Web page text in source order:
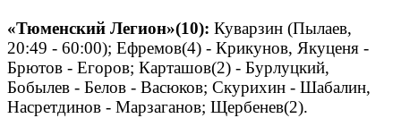
«Тюменский Легион»(10): Куварзин (Пылаев,
20:49 - 60:00); Ефремов(4) - Крикунов, Якуценя -
Брютов - Егоров; Карташов(2) - Бурлуцкий,
Бобылев - Белов - Васюков; Скурихин - Шабалин,
Насретдинов - Марзаганов; Щербенев(2).